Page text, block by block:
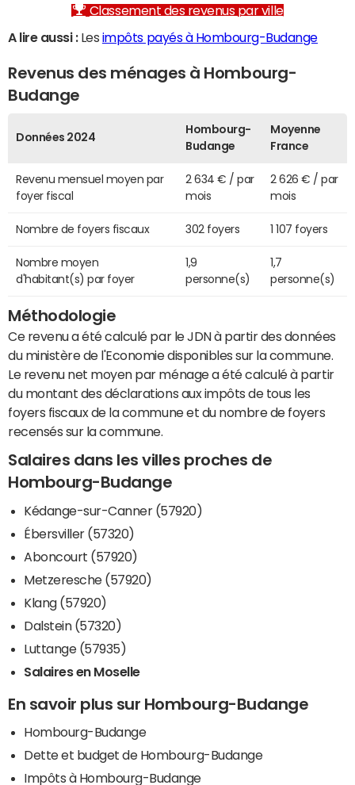
Classement des revenus par ville
A lire aussi :Les impôts payés à Hombourg-Budange
Revenus des ménages à Hombourg-
Budange
Données 2024
Hombourg-
Budange
Moyenne
France
Revenu mensuel moyen par
foyer fiscal
2 634 € / par
mois
2 626 € / par
mois
Nombre de foyers fiscaux 302 foyers 1 107 foyers
Nombre moyen
d'habitant(s) par foyer
1,9
personne(s)
1,7
personne(s)
Méthodologie
Ce revenu a été calculé par le JDN à partir des données
du ministère de l'Economie disponibles sur la commune.
Le revenu net moyen par ménage a été calculé à partir
du montant des déclarations aux impôts de tous les
foyers fiscaux de la commune et du nombre de foyers
recensés sur la commune.
Salaires dans les villes proches de
Hombourg-Budange
Kédange-sur-Canner (57920)
Ébersviller (57320)
Aboncourt (57920)
Metzeresche (57920)
Klang (57920)
Dalstein (57320)
Luttange (57935)
Salaires en Moselle
En savoir plus sur Hombourg-Budange
Hombourg-Budange
Dette et budget de Hombourg-Budange
Impôts à Hombourg-Budange